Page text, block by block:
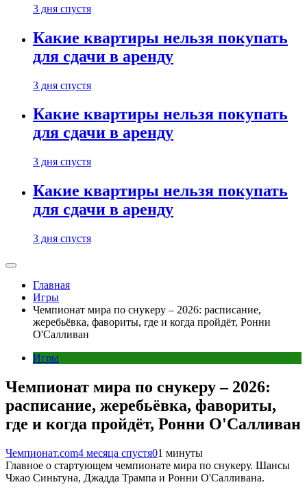
3 дня спустя
Какие квартиры нельзя покупать
для сдачи в аренду
3 дня спустя
Какие квартиры нельзя покупать
для сдачи в аренду
3 дня спустя
Какие квартиры нельзя покупать
для сдачи в аренду
3 дня спустя
Главная
Игры
Чемпионат мира по снукеру – 2026: расписание,
жеребьёвка, фавориты, где и когда пройдёт, Ронни
О'Салливан
Игры
Чемпионат мира по снукеру – 2026:
расписание, жеребьёвка, фавориты,
где и когда пройдёт, Ронни О'Салливан
Чемпионат.com4 месяца спустя01 минуты
Главное о стартующем чемпионате мира по снукеру. Шансы
Чжао Синьтуна, Джадда Трампа и Ронни О'Салливана.